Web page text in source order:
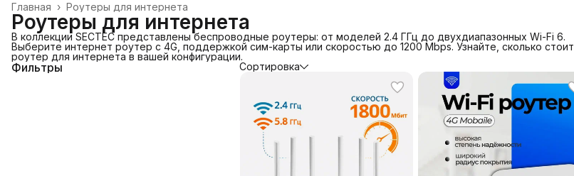
Роутеры для интернета
Главная ›
Роутеры для интернета
В коллекции SECTEC представлены беспроводные роутеры: от моделей 2.4 ГГц до двухдиапазонных Wi-Fi 6.
Выберите интернет роутер с 4G, поддержкой сим-карты или скоростью до 1200 Mbps. Узнайте, сколько стоит
роутер для интернета в вашей конфигурации.
Фильтры Сортировка